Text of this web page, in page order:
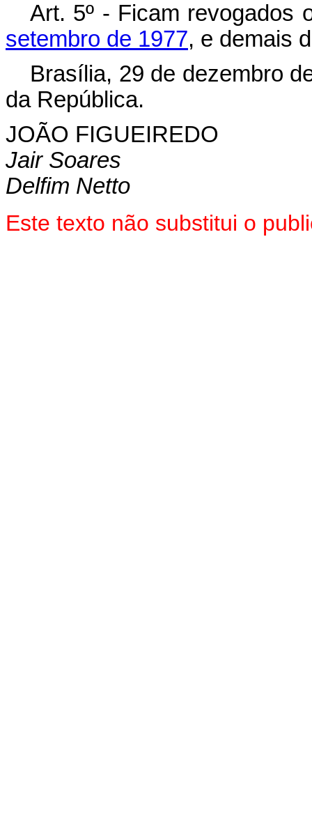
Art. 5º - Ficam revogados
setembro de 1977, e demais
Brasília, 29 de dezembro
da República.
JOÃO FIGUEIREDO
Jair Soares
Delfim Netto
Este texto não substitui o